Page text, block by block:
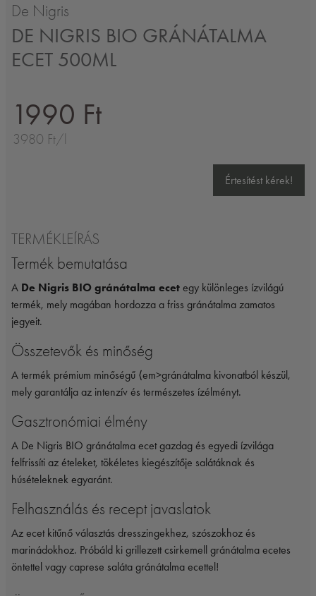
De Nigris
DE NIGRIS BIO GRÁNÁTALMA
ECET 500ML
1990 Ft
3980 Ft/l
Értesítést kérek!
TERMÉKLEÍRÁS
Termék bemutatása
A De Nigris BIO gránátalma ecet egy különleges ízvilágú
termék, mely magában hordozza a friss gránátalma zamatos
jegyeit.
Összetevők és minőség
A termék prémium minőségű ⟨em>gránátalma kivonatból készül,
mely garantálja az intenzív és természetes ízélményt.
Gasztronómiai élmény
A De Nigris BIO gránátalma ecet gazdag és egyedi ízvilága
felfrissíti az ételeket, tökéletes kiegészítője salátáknak és
húsételeknek egyaránt.
Felhasználás és recept javaslatok
Az ecet kitűnő választás dresszingekhez, szószokhoz és
marinádokhoz. Próbáld ki grillezett csirkemell gránátalma ecetes
öntettel vagy caprese saláta gránátalma ecettel!